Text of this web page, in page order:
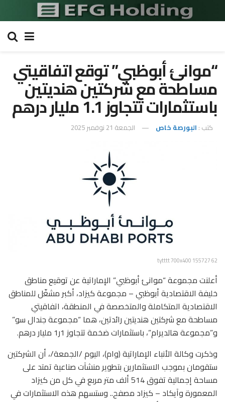
“موانئ أبوظبي” توقع اتفاقيتي
مساطحة مع شركتين هنديتين
باستثمارات تتجاوز 1.1 مليار درهم
كتب : البورصة خاص الجمعة 21 نوفمبر 2025
62 155727 tytttt 700x400
أعلنت مجموعة “موانئ أبوظبي” الإماراتية عن توقيع مناطق
خليفة الاقتصادية أبوظبي – مجموعة كيزاد، أكبر مشغّل للمناطق
الاقتصادية المتكاملة والمتخصصة في المنطقة، اتفاقيتي
مساطحة مع شركتين هنديتين رائدتين، هما “مجموعة جندال سو”
و”مجموعة هالديرام”، باستثمارات ضخمة تتجاوز 1ر1 مليار درهم.
وذكرت وكالة الأنباء الإماراتية (وام)، اليوم /الجمعة/، أن الشركتين
ستقومان بموجب الاستثمارين بتطوير منشآت صناعية تمتد على
مساحة إجمالية تفوق 514 ألف متر مربع في كل من كيزاد
المعمورة وآيكاد – كيزاد مصفح.. وستسهم هذه الاستثمارات في